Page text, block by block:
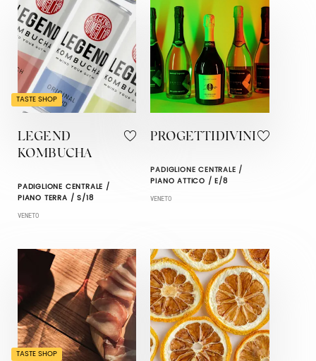
TASTE SHOP
LEGEND
KOMBUCHA
PADIGLIONE CENTRALE /
PIANO TERRA / S/18
VENETO
PROGETTIDIVINI
PADIGLIONE CENTRALE /
PIANO ATTICO / E/8
VENETO
TASTE SHOP